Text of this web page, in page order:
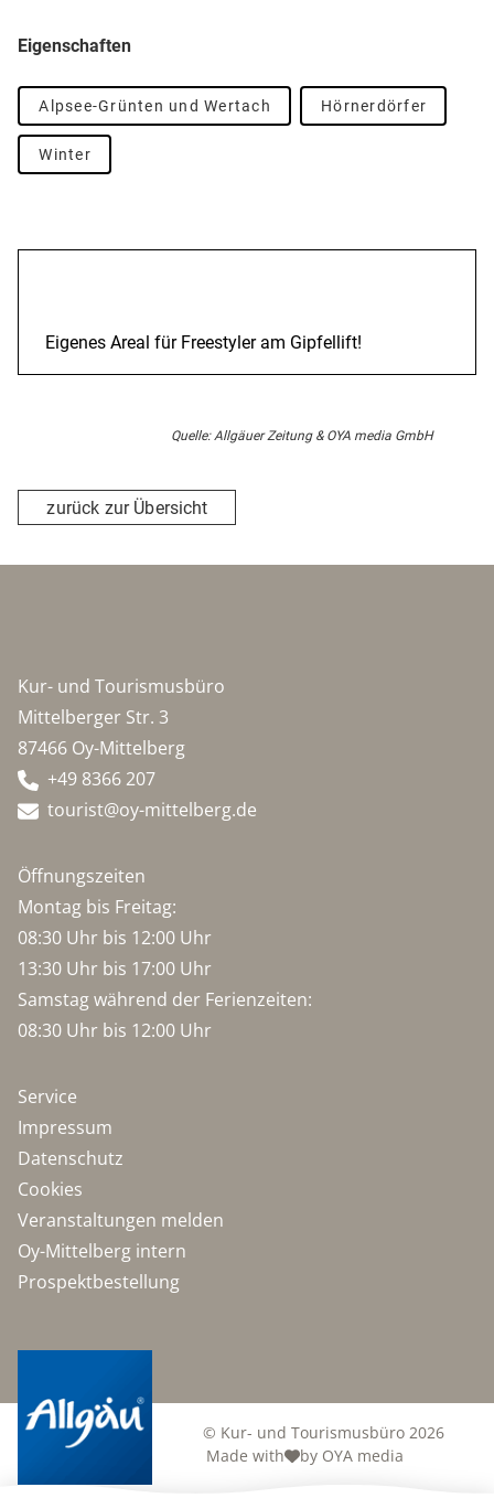
Eigenschaften
Alpsee-Grünten und Wertach Hörnerdörfer
Winter
Eigenes Areal für Freestyler am Gipfellift!
Quelle: Allgäuer Zeitung & OYA media GmbH
zurück zur Übersicht
Kur- und Tourismusbüro
Mittelberger Str. 3
87466 Oy-Mittelberg
+49 8366 207
tourist@oy-mittelberg.de
Öffnungszeiten
Montag bis Freitag:
08:30 Uhr bis 12:00 Uhr
13:30 Uhr bis 17:00 Uhr
Samstag während der Ferienzeiten:
08:30 Uhr bis 12:00 Uhr
Service
Impressum
Datenschutz
Cookies
Veranstaltungen melden
Oy-Mittelberg intern
Prospektbestellung
© Kur- und Tourismusbüro 2026
Made with
by OYA media